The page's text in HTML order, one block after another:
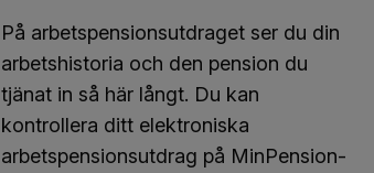
På arbetspensionsutdraget ser du din
arbetshistoria och den pension du
tjänat in så här långt. Du kan
kontrollera ditt elektroniska
arbetspensionsutdrag på MinPension-